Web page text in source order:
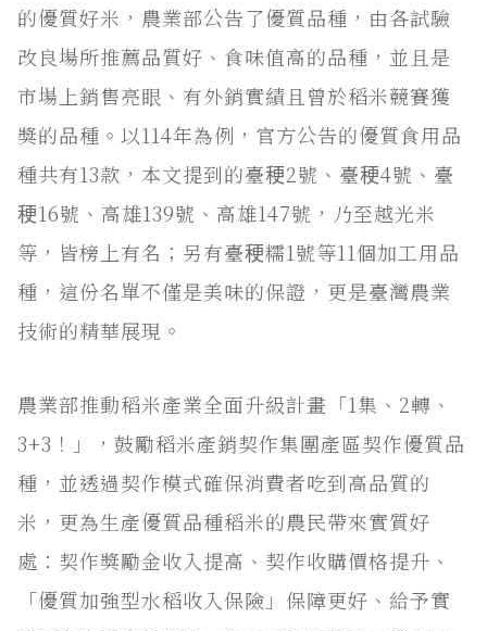
的優質好米，農業部公告了優質品種，由各試驗
改良場所推薦品質好、食味值高的品種，並且是
市場上銷售亮眼、有外銷實績且曾於稻米競賽獲
獎的品種。以114年為例，官方公告的優質食用品
種共有13款，本文提到的臺稉2號、臺稉4號、臺
稉16號、高雄139號、高雄147號，乃至越光米
等，皆榜上有名；另有臺稉糯1號等11個加工用品
種，這份名單不僅是美味的保證，更是臺灣農業
技術的精華展現。
農業部推動稻米產業全面升級計畫「1集、2轉、
3+3！」，鼓勵稻米產銷契作集團產區契作優質品
種，並透過契作模式確保消費者吃到高品質的
米，更為生產優質品種稻米的農民帶來實質好
處：契作獎勵金收入提高、契作收購價格提升、
「優質加強型水稻收入保險」保障更好、給予實